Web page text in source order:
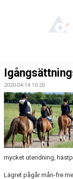
STALLPLATS
TÄVLING
ANLÄGGNING
KONTAKT
2020-04-14 10:20
mycket uteridning,
Lägret pågår mån-fre